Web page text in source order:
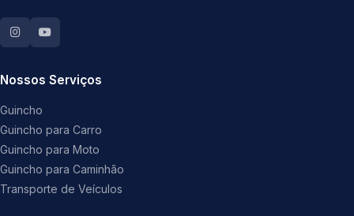
Nossos Serviços
Guincho
Guincho para Carro
Guincho para Moto
Guincho para Caminhão
Transporte de Veículos